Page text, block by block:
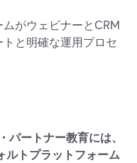
がウェビナーとCRM
と明確な運用プロセ
ートナー教育には、
ルトプラットフォーム